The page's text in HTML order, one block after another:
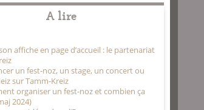
A lire
affiche en page d’accueil : le partenariat
un fest-noz, un stage, un concert ou
sur Tamm-Kreiz
organiser un fest-noz et combien ça
2024)